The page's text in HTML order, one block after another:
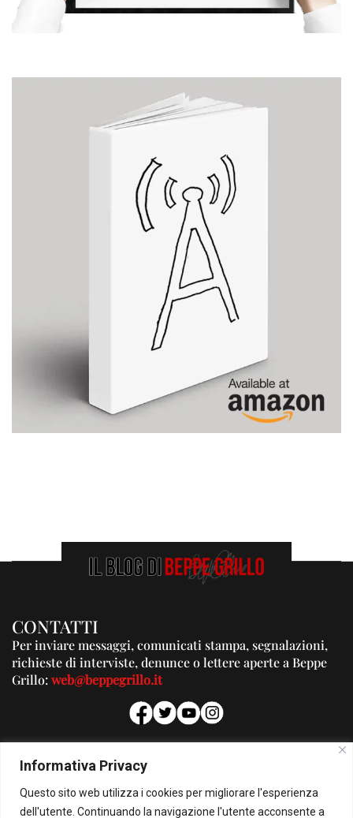
Informativa Privacy
Questo sito web utilizza i cookies per migliorare l'esperienza
dell'utente. Continuando la navigazione l'utente acconsente a
CONTATTI
Per inviare messaggi, comunicati stampa, segnalazioni,
richieste di interviste, denunce o lettere aperte a Beppe
Grillo:web@beppegrillo.it
PUBBLICITA'
Per la tua pubblicità su questo Blog:
pubblicita@beppegrillo.it